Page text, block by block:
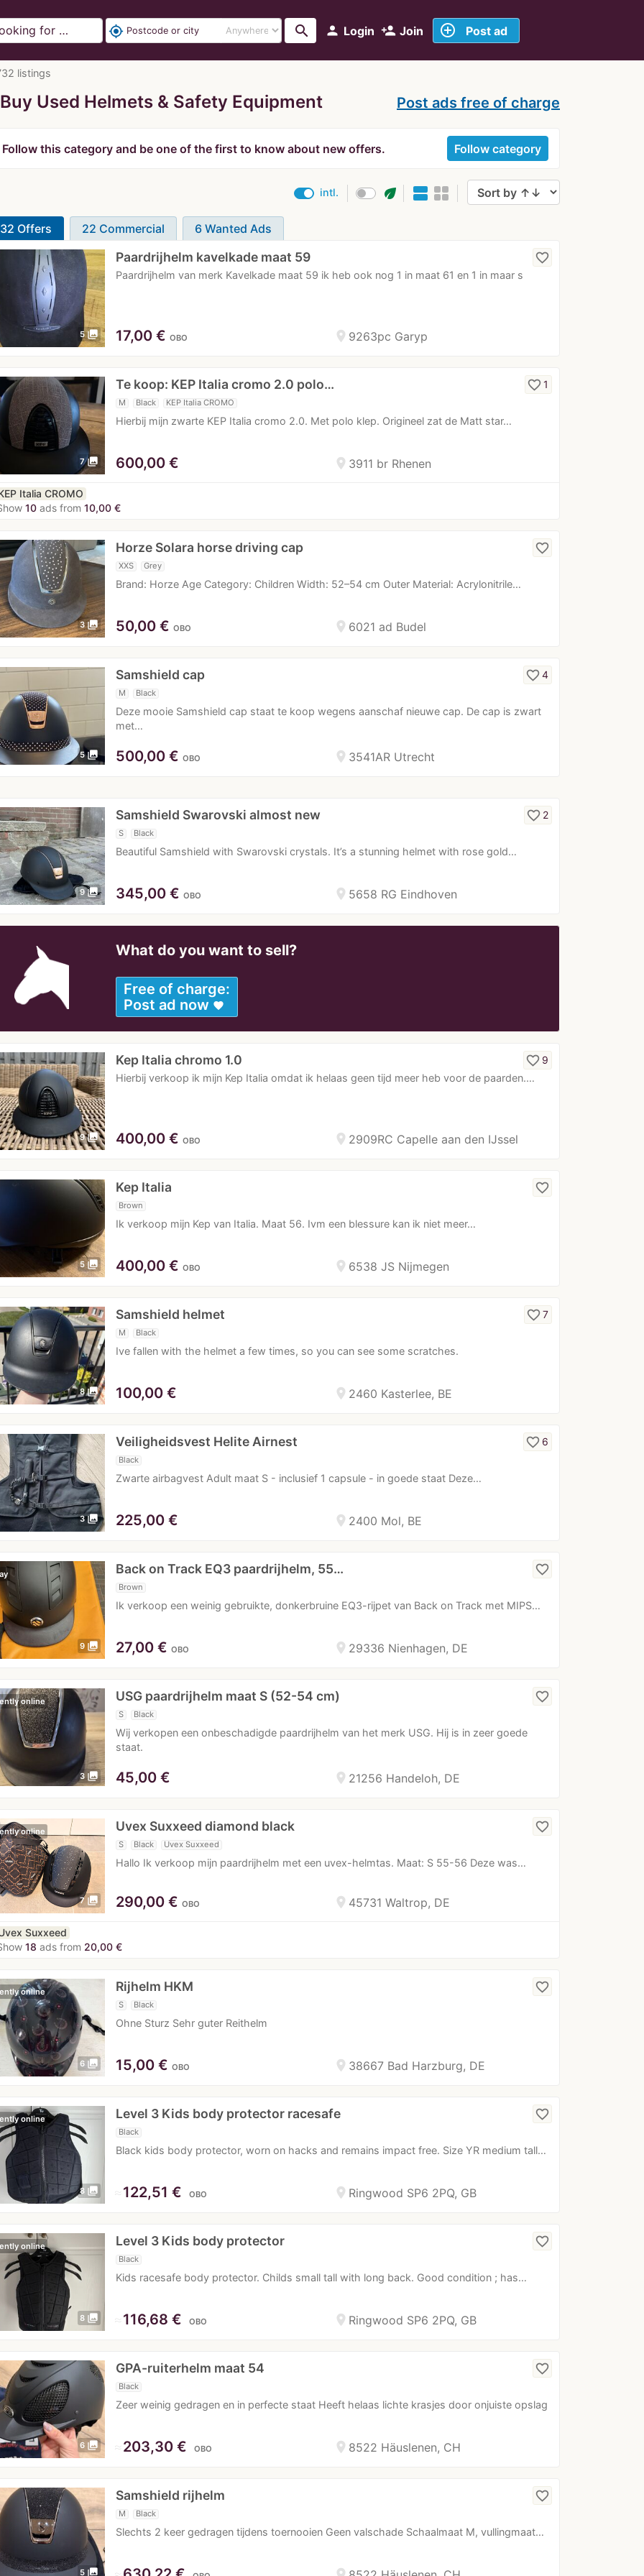
person Login person_add Join add_circle_outline Post ad
my_location search
listings
Buy Used Helmets & Safety Equipment Post ads free of charge
Follow this category and be one of the first to know about new offers. Follow category
intl. eco
Offers 22 Commercial 6 Wanted Ads
5 photo_library
Paardrijhelm kavelkade maat 59
Paardrijhelm van merk Kavelkade maat 59 ik heb ook nog 1 in maat 61 en 1 in maar s
favorite_border
location_on 9263pc Garyp
17,00 € OBO
7 photo_library
Te koop: KEP Italia cromo 2.0 polo…
M Black KEP Italia CROMO
Hierbij mijn zwarte KEP Italia cromo 2.0. Met polo klep. Origineel zat de Matt star…
favorite_border1
location_on 3911 br Rhenen
600,00 €
Italia CROMO
10 ads from 10,00 €
3 photo_library
Horze Solara horse driving cap
XXS Grey
Brand: Horze Age Category: Children Width: 52–54 cm Outer Material: Acrylonitrile…
favorite_border
location_on 6021 ad Budel
50,00 € OBO
5 photo_library
Samshield cap
M Black
Deze mooie Samshield cap staat te koop wegens aanschaf nieuwe cap. De cap is zwart
met…
favorite_border4
location_on 3541AR Utrecht
500,00 € OBO
9 photo_library
Samshield Swarovski almost new
S Black
Beautiful Samshield with Swarovski crystals. It’s a stunning helmet with rose gold…
favorite_border 2
location_on 5658 RG Eindhoven
345,00 € OBO
What do you want to sell?
Free of charge:
Post ad now favorite
9 photo_library
Kep Italia chromo 1.0
Hierbij verkoop ik mijn Kep Italia omdat ik helaas geen tijd meer heb voor de paarden.…
favorite_border 9
location_on 2909RC Capelle aan den IJssel
400,00 € OBO
5 photo_library
Kep Italia
Brown
Ik verkoop mijn Kep van Italia. Maat 56. Ivm een blessure kan ik niet meer…
favorite_border
location_on 6538 JS Nijmegen
400,00 € OBO
8 photo_library
Samshield helmet
M Black
Ive fallen with the helmet a few times, so you can see some scratches.
favorite_border7
location_on 2460 Kasterlee, BE
100,00 €
3 photo_library
Veiligheidsvest Helite Airnest
Black
Zwarte airbagvest Adult maat S - inclusief 1 capsule - in goede staat Deze…
favorite_border 6
location_on 2400 Mol, BE
225,00 €
9 photo_library
Back on Track EQ3 paardrijhelm, 55…
Brown
Ik verkoop een weinig gebruikte, donkerbruine EQ3-rijpet van Back on Track met MIPS…
favorite_border
location_on 29336 Nienhagen, DE
27,00 € OBO
3 photo_library
online USG paardrijhelm maat S (52-54 cm)
S Black
Wij verkopen een onbeschadigde paardrijhelm van het merk USG. Hij is in zeer goede
staat.
favorite_border
location_on 21256 Handeloh, DE
45,00 €
7 photo_library
online Uvex Suxxeed diamond black
S Black Uvex Suxxeed
Hallo Ik verkoop mijn paardrijhelm met een uvex-helmtas. Maat: S 55-56 Deze was…
favorite_border
location_on 45731 Waltrop, DE
290,00 € OBO
Suxxeed
18 ads from 20,00 €
6 photo_library
online Rijhelm HKM
S Black
Ohne Sturz Sehr guter Reithelm
favorite_border
location_on 38667 Bad Harzburg, DE
15,00 € OBO
8 photo_library
online Level 3 Kids body protector racesafe
Black
Black kids body protector, worn on hacks and remains impact free. Size YR medium tall…
favorite_border
location_on Ringwood SP6 2PQ, GB
≈122,51 € OBO
8 photo_library
online Level 3 Kids body protector
Black
Kids racesafe body protector. Childs small tall with long back. Good condition ; has…
favorite_border
location_on Ringwood SP6 2PQ, GB
≈116,68 € OBO
6 photo_library
GPA-ruiterhelm maat 54
Black
Zeer weinig gedragen en in perfecte staat Heeft helaas lichte krasjes door onjuiste opslag
favorite_border
location_on 8522 Häuslenen, CH
≈203,30 € OBO
5 photo_library
Samshield rijhelm
M Black
Slechts 2 keer gedragen tijdens toernooien Geen valschade Schaalmaat M, vullingmaat…
favorite_border